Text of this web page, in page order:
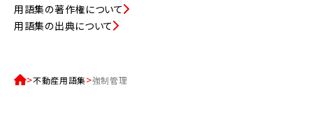
用語集の著作権について
用語集の出典について
不動産用語集 強制管理